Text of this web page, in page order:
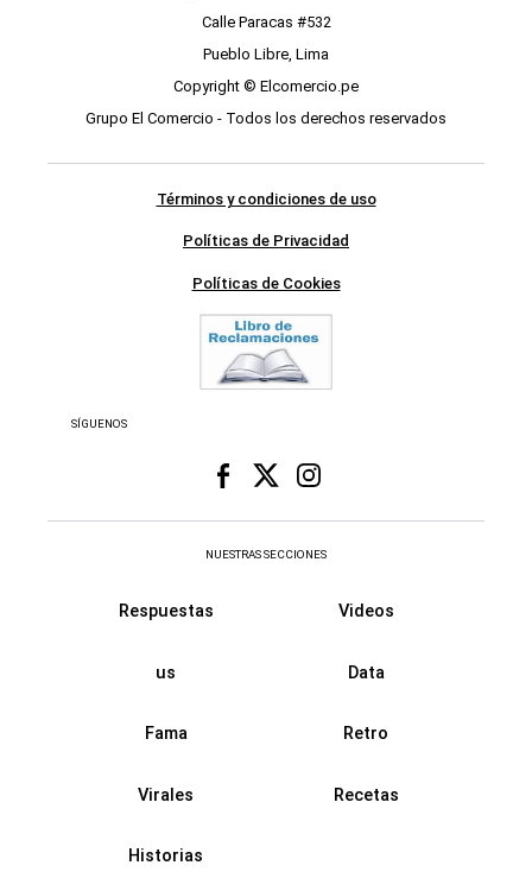
Calle Paracas #532
Pueblo Libre, Lima
Copyright © Elcomercio.pe
Grupo El Comercio - Todos los derechos reservados
Términos y condiciones de uso
Políticas de Privacidad
Políticas de Cookies
SÍGUENOS
NUESTRAS SECCIONES
Respuestas Videos
us Data
Fama Retro
Virales Recetas
Historias